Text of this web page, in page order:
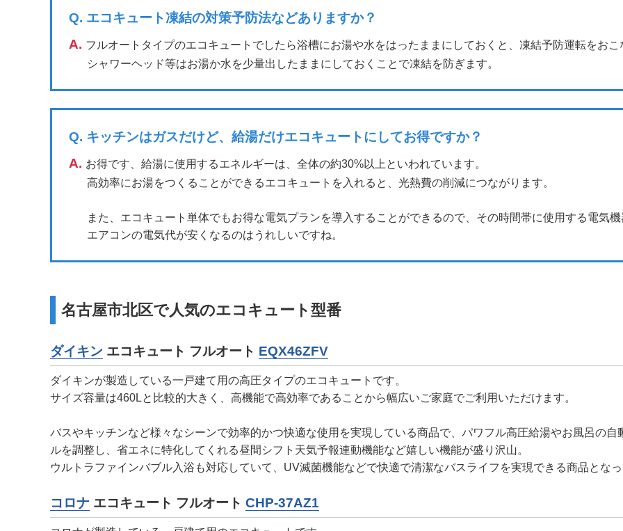
Q. エコキュート凍結の対策予防法などありますか？
A. フルオートタイプのエコキュートでしたら浴槽にお湯や水をはったままにしておくと、凍結予防運転をおこ
シャワーヘッド等はお湯か水を少量出したままにしておくことで凍結を防ぎます。
Q. キッチンはガスだけど、給湯だけエコキュートにしてお得ですか？
A. お得です、給湯に使用するエネルギーは、全体の約30%以上といわれています。
高効率にお湯をつくることができるエコキュートを入れると、光熱費の削減につながります。
また、エコキュート単体でもお得な電気プランを導入することができるので、その時間帯に使用する電気機
エアコンの電気代が安くなるのはうれしいですね。
名古屋市北区で人気のエコキュート型番
ダイキン エコキュート フルオート EQX46ZFV
ダイキンが製造している一戸建て用の高圧タイプのエコキュートです。
サイズ容量は460Lと比較的大きく、高機能で高効率であることから幅広いご家庭でご利用いただけます。
バスやキッチンなど様々なシーンで効率的かつ快適な使用を実現している商品で、パワフル高圧給湯やお風呂の
ルを調整し、省エネに特化してくれる昼間シフト天気予報連動機能など嬉しい機能が盛り沢山。
ウルトラファインバブル入浴も対応していて、UV滅菌機能などで快適で清潔なバスライフを実現できる商品となっ
コロナ エコキュート フルオート CHP-37AZ1